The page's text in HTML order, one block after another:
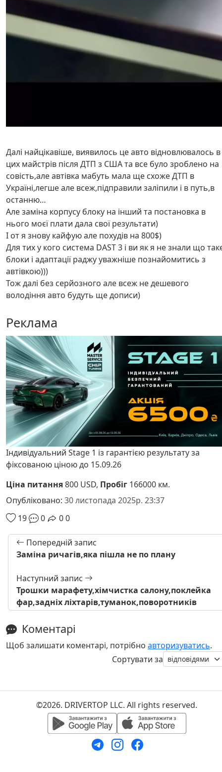
Далі найцікавіше, виявилось це авто відновлювалось в
цих майстрів після ДТП з США та все було зроблено на
совість,але автівка мабуть мала ще схоже ДТП в
Україні,легше але всеж,підправили заліпили і в путь,в
останню…
Але заміна корпусу блоку на інший та постановка в
нього моєї плати дала свої результати)
І от я знову кайфую але похудів на 800$)
Для тих у кого система DAST 3 і ви як я не знали що
блоки і адаптації раджу уважніше познайомитись з
автівкою)))
Тож далі без серйозного але всеж не дешевого
володіння авто будуть ще дописи)
Реклама
Індивідуальний Stage 1 із гарантією результату за
фіксованою ціною до 15.09.26
Ціна питання800 USD, Пробіг 166000 км.
Опубліковано: 30 листопада 2025р. 23:37
19
0 00
Попередній запис
Заміна ричагів,яка пішла не по плану
Наступний запис
Трошки марафету,хімчистка салону,поклейка
фар,задніх ліхтарів,туманок,поворотників
Коментарі
Щоб залишати коментарі, потрібно авторизуватись.
Сортувати за
©2026. DRIVERTOP LLC. All rights reserved.